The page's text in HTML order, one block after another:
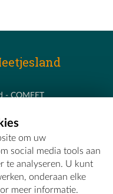
- COMEET
96
om uw
social media tools aan
te analyseren. U kunt
onderaan elke
meer informatie.